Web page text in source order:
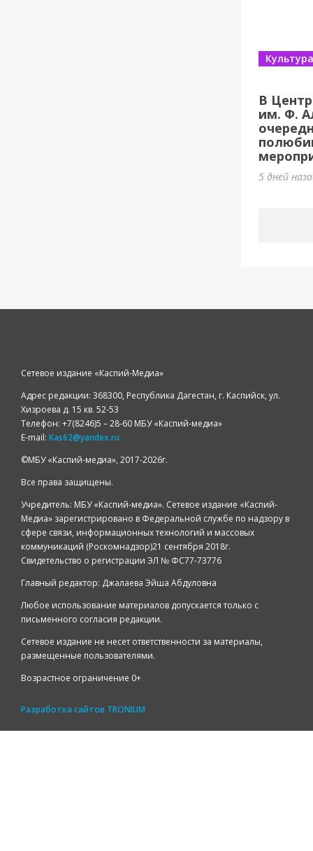
В
им. Ф.
Культура
5 дней
Сетевое издание «Каспий-Медиа»
Адрес редакции: 368300, Республика Дагестан, г. Каспийск, ул.
Хизроева д. 15 кв. 52-53
Телефон: +7(8246)5 – 28-60 МБУ «Каспий-медиа»
E-mail: Kas62@yandex.ru
©️МБУ «Каспий-медиа», 2017-2026г.
Все права защищены.
Учредитель: МБУ «Каспий-медиа». Сетевое издание «Каспий-
Медиа» зарегистрировано в Федеральной службе по надзору в
сфере связи, информационных технологий и массовых
коммуникаций (Роскомнадзор)21 сентября 2018г.
Свидетельство о регистрации ЭЛ № ФС77-73776
Главный редактор: Джалаева Эйша Абдуловна
Любое использование материалов допускается только с
письменного согласия редакции.
Сетевое издание не несет ответственности за материалы,
размещенные пользователями.
Возрастное ограничение 0+
Разработка сайтов TRONIUM